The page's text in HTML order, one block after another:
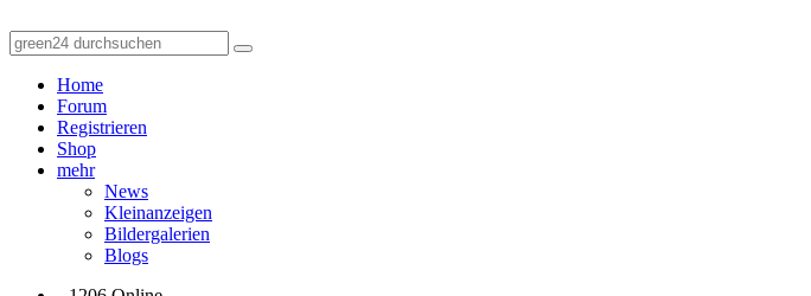
Home
Forum
Registrieren
Shop
mehr
News
Kleinanzeigen
Bildergalerien
Blogs